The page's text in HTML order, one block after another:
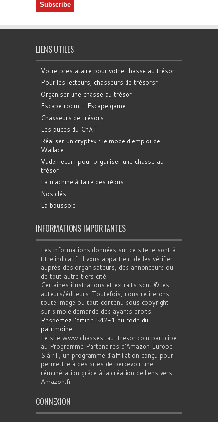
LIENS UTILES
Votre prestataire pour votre chasse au trésor
Pour les lecteurs, chasseurs de trésorsr
Organiser une chasse au trésor
Escape room - Escape game
Chasseurs de trésors
Les puces du ChAT
Réaliser un cryptex : le mode d'emploi de
Wallace
Vademecum pour organiser une chasse au
trésor
La machine à faire des rébus
Nos clés
La boussole
INFORMATIONS IMPORTANTES
Les informations données sur ce site le sont à
titre indicatif. Il vous appartient de les vérifier
auprès des organisateurs, des annonceurs ou
de tout autre tiers cité.
Certaines illustrations et extraits sont © les
auteurs/éditeurs. Toutefois, nous retirerons
toute image ou tout contenu sous copyright
sur simple demande des ayants droits.
Respectez l'article 542-1 du code du
patrimoine.
Le site www.chasses-au-tresor.com participe
au Programme Partenaires d’Amazon Europe
S.à r.l., un programme d’affiliation conçu pour
permettre à des sites de percevoir une
rémunération grâce à la création de liens vers
Amazon.fr
CONNEXION